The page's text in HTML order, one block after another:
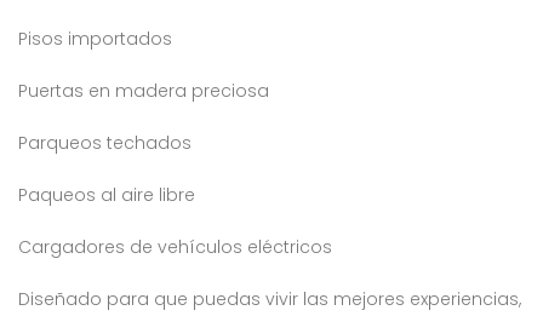
Pisos importados
Puertas en madera preciosa
Parqueos techados
Paqueos al aire libre
Cargadores de vehículos eléctricos
Diseñado para que puedas vivir las mejores experiencias,